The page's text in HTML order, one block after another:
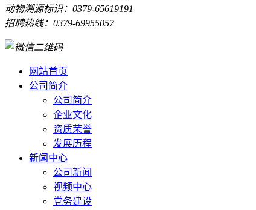
动物溯源标识：0379-65619191
招聘热线：0379-69955057
网站首页
公司简介
公司简介
企业文化
资质荣誉
发展历程
新闻中心
公司新闻
视频中心
党务建设